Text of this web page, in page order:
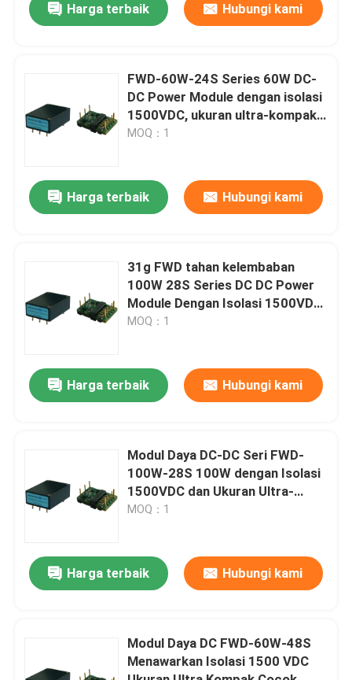
video
Tentang Kami
Berita
Bagian Penerbangan
Harga terbaik Hubungi kami
FWD-60W-24S Series 60W DC-
DC Power Module dengan isolasi
1500VDC, ukuran ultra-kompak,
dan efisiensi tinggi 90,5% untuk
MOQ：1
Harga terbaik Hubungi kami
31g FWD tahan kelembaban
100W 28S Series DC DC Power
Module Dengan Isolasi 1500VDC
Ultra Compact Size
MOQ：1
Harga terbaik Hubungi kami
Modul Daya DC-DC Seri FWD-
100W-28S 100W dengan Isolasi
1500VDC dan Ukuran Ultra-
kompak untuk Aplikasi
MOQ：1
Harga terbaik Hubungi kami
Modul Daya DC FWD-60W-48S
Menawarkan Isolasi 1500 VDC